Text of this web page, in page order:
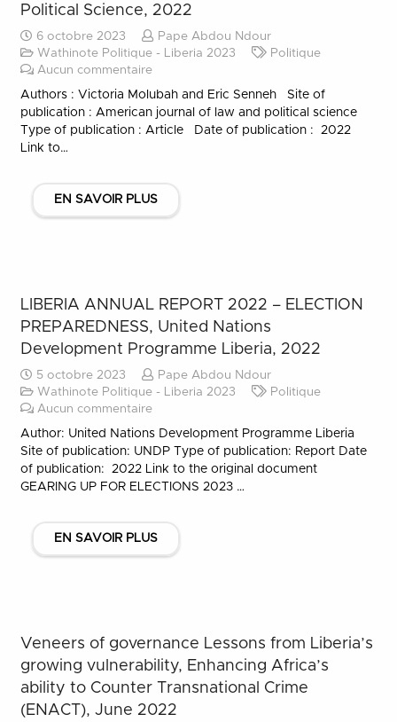
Political Science, 2022
6 octobre 2023
Pape Abdou Ndour
Wathinote Politique - Liberia 2023
Politique
Aucun commentaire
Authors : Victoria Molubah and Eric Senneh Site of
publication : American journal of law and political science
Type of publication : Article Date of publication : 2022
Link to…
EN SAVOIR PLUS
LIBERIA ANNUAL REPORT 2022 – ELECTION
PREPAREDNESS, United Nations
Development Programme Liberia, 2022
5 octobre 2023
Pape Abdou Ndour
Wathinote Politique - Liberia 2023
Politique
Aucun commentaire
Author: United Nations Development Programme Liberia
Site of publication: UNDP Type of publication: Report Date
of publication: 2022 Link to the original document
GEARING UP FOR ELECTIONS 2023 …
EN SAVOIR PLUS
Veneers of governance Lessons from Liberia’s
growing vulnerability, Enhancing Africa’s
ability to Counter Transnational Crime
(ENACT), June 2022